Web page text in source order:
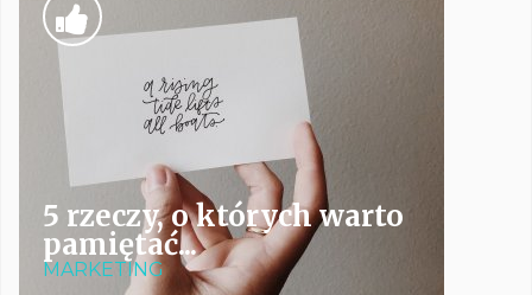
5 rzeczy, o których warto
pamiętać...
MARKETING